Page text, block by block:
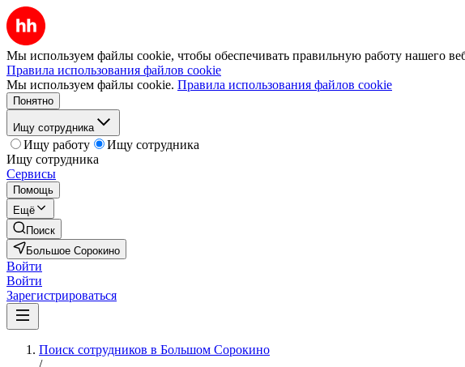
Мы используем файлы cookie, чтобы обеспечивать правильную работу нашего
Правила использования файлов cookie
Мы используем файлы cookie. Правила использования файлов cookie
Понятно
Ищу сотрудника
Ищу работу
Ищу сотрудника
Ищу сотрудника
Сервисы
Помощь
Ещё
Поиск
Большое Сорокино
Войти
Войти
Зарегистрироваться
Поиск сотрудников в Большом Сорокино
/